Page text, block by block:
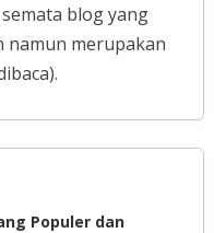
blog yang
namun merupakan
Populer dan